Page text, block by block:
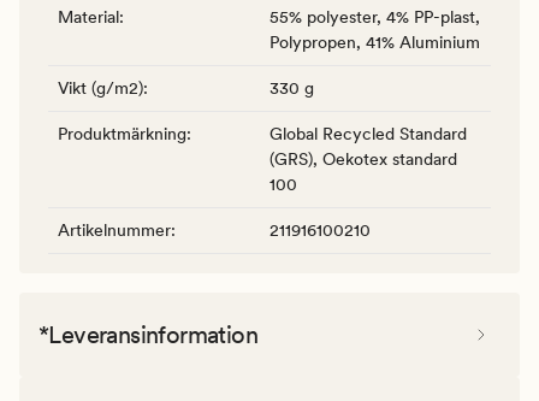
Material:
55% polyester, 4% PP-plast,
Polypropen, 41% Aluminium
Vikt (g/m2): 330 g
Produktmärkning:
Global Recycled Standard
(GRS), Oekotex standard
100
Artikelnummer: 211916100210
*Leveransinformation